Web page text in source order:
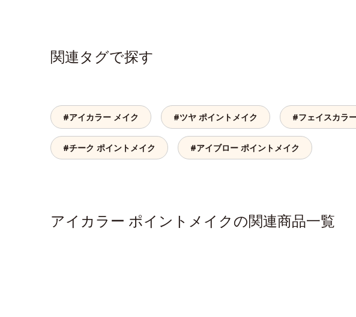
関連タグで探す
#アイカラー メイク #ツヤ ポイントメイク #フェイスカラ
#チーク ポイントメイク #アイブロー ポイントメイク
アイカラー ポイントメイクの関連商品一覧